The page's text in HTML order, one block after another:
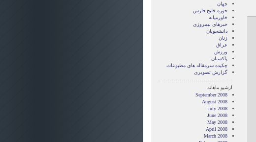
جهان
حوزه خلیج فارس
خاورمیانه
خبرهای نیمروزی
دانشجویان
زنان
عراق
ورزش
پاکستان
چکیده سرمقاله های مطبوعات
گزارش تصويری
آرشیو ماهانه
September 2008
August 2008
July 2008
June 2008
May 2008
April 2008
March 2008